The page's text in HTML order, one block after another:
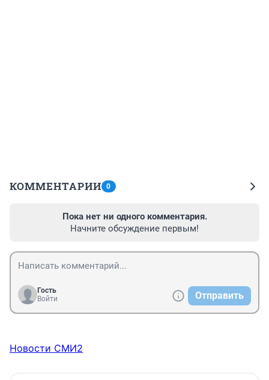
КОММЕНТАРИИ 0
Пока нет ни одного комментария.
Начните обсуждение первым!
Гость
Войти
Отправить
Новости СМИ2